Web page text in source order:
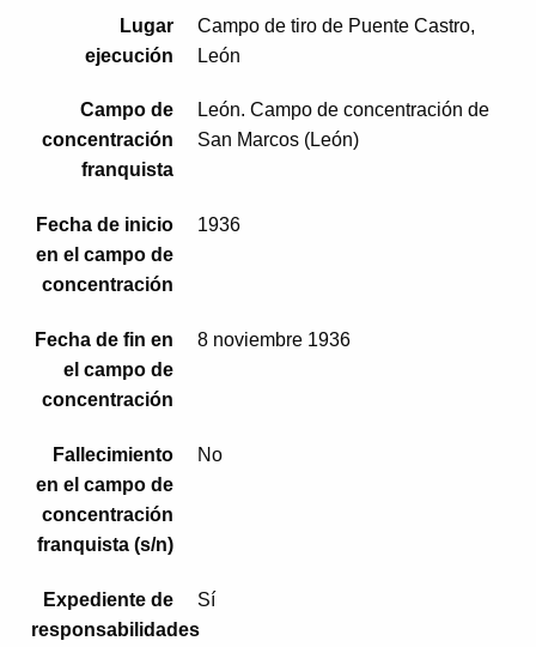
Lugar
ejecución
Campo de tiro de Puente Castro,
León
Campo de
concentración
franquista
León. Campo de concentración de
San Marcos (León)
Fecha de inicio
en el campo de
concentración
1936
Fecha de fin en
el campo de
concentración
8 noviembre 1936
Fallecimiento
en el campo de
concentración
franquista (s/n)
No
Expediente de
responsabilidades
Sí